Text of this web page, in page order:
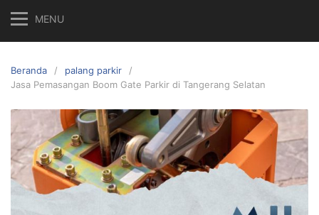
MENU
Beranda
palang parkir
Jasa Pemasangan Boom Gate Parkir di Tangerang Selatan